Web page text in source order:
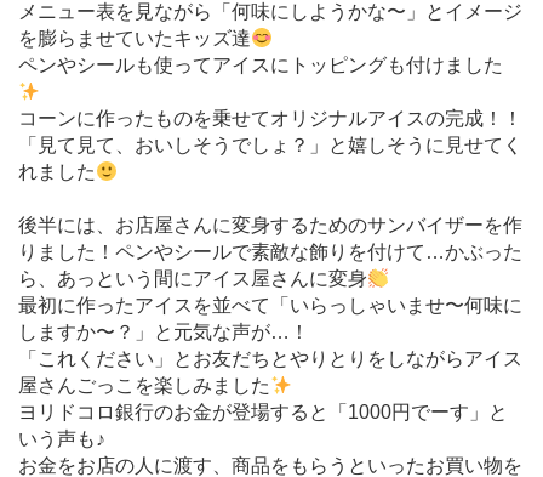
メニュー表を見ながら「何味にしようかな〜」とイメージ
を膨らませていたキッズ達
ペンやシールも使ってアイスにトッピングも付けました
コーンに作ったものを乗せてオリジナルアイスの完成！！
「見て見て、おいしそうでしょ？」と嬉しそうに見せてく
れました
後半には、お店屋さんに変身するためのサンバイザーを作
りました！ペンやシールで素敵な飾りを付けて…かぶった
ら、あっという間にアイス屋さんに変身
最初に作ったアイスを並べて「いらっしゃいませ〜何味に
しますか〜？」と元気な声が…！
「これください」とお友だちとやりとりをしながらアイス
屋さんごっこを楽しみました
ヨリドコロ銀行のお金が登場すると「1000円でーす」と
いう声も♪
お金をお店の人に渡す、商品をもらうといったお買い物を